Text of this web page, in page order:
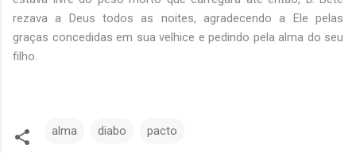
rezava a Deus todos as noites, agradecendo a Ele pelas
graças concedidas em sua velhice e pedindo pela alma do seu
filho.
alma diabo pacto